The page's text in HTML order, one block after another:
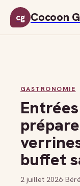
cg Cocoon
GASTRONOMIE
buffet
2 juillet 2026·